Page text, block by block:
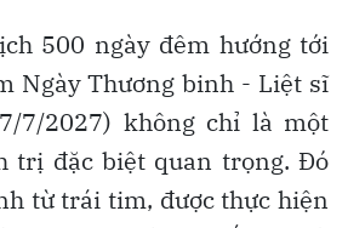
500 ngày đêm hướng tới
Ngày Thương binh - Liệt sĩ
7/2027) không chỉ là một
trị đặc biệt quan trọng. Đó
từ trái tim, được thực hiện